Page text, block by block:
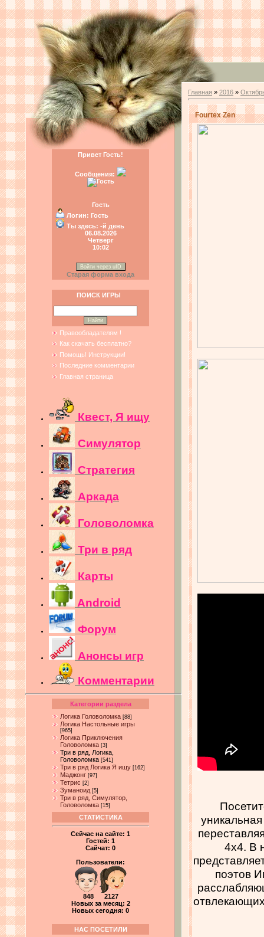
Привет Гость!
Сообщения:
Гость
Логин: Гость
Ты здесь: -й день
06.08.2026
Четверг
10:02
Войти через uID
Старая форма входа
ПОИСК ИГРЫ
Правообладателям !
Как скачать бесплатно?
Помощь! Инструкции!
Последние комментарии
Главная страница
Квест, Я ищу
Симулятор
Стратегия
Аркада
Головоломка
Три в ряд
Карты
Android
Форум
Анонсы игр
Комментарии
Категории раздела
Логика Головоломка [88]
Логика Настольные игры
[965]
Логика Приключения
Головоломка [3]
Три в ряд, Логика,
Головоломка [541]
Три в ряд Логика Я ищу [162]
Маджонг [97]
Тетрис [2]
Зуманоид [5]
Три в ряд, Симулятор,
Головоломка [15]
СТАТИСТИКА
Сейчас на сайте: 1
Гостей: 1
Сайчат: 0
Пользователи:
848 2127
Новых за месяц: 2
Новых сегодня: 0
НАС ПОСЕТИЛИ
Главная » 2016 »
Fourtex Zen
4x4. В
поэтов